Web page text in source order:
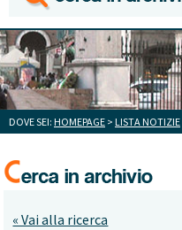
DOVE SEI: HOMEPAGE > LISTA NOTIZIE
« Vai alla ricerca